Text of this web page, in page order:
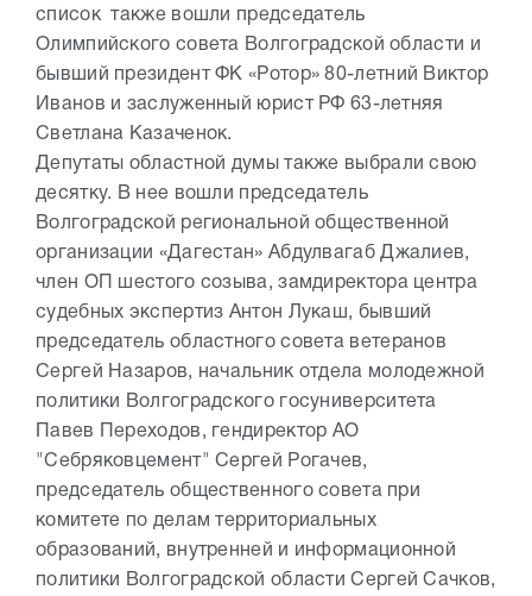
список также вошли председатель
Олимпийского совета Волгоградской области и
бывший президент ФК «Ротор» 80-летний Виктор
Иванов и заслуженный юрист РФ 63-летняя
Светлана Казаченок.
Депутаты областной думы также выбрали свою
десятку. В нее вошли председатель
Волгоградской региональной общественной
организации «Дагестан» Абдулвагаб Джалиев,
член ОП шестого созыва, замдиректора центра
судебных экспертиз Антон Лукаш, бывший
председатель областного совета ветеранов
Сергей Назаров, начальник отдела молодежной
политики Волгоградского госуниверситета
Павев Переходов, гендиректор АО
"Себряковцемент" Сергей Рогачев,
председатель общественного совета при
комитете по делам территориальных
образований, внутренней и информационной
политики Волгоградской области Сергей Сачков,